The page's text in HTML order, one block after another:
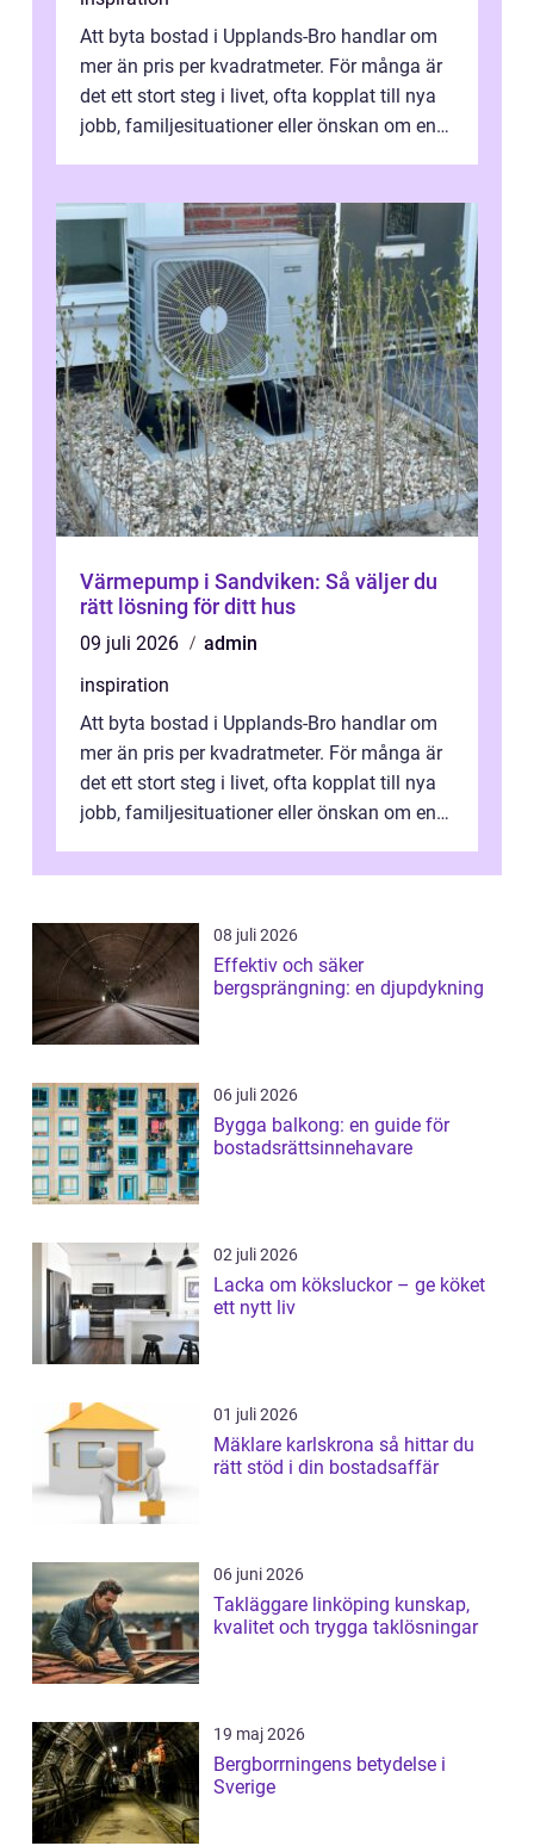
Att byta bostad i Upplands-Bro handlar om
mer än pris per kvadratmeter. För många är
det ett stort steg i livet, ofta kopplat till nya
jobb, familjesituationer eller önskan om en
Värmepump i Sandviken: Så väljer du
rätt lösning för ditt hus
09 juli 2026
admin
inspiration
Att byta bostad i Upplands-Bro handlar om
mer än pris per kvadratmeter. För många är
det ett stort steg i livet, ofta kopplat till nya
jobb, familjesituationer eller önskan om en
08 juli 2026
Effektiv och säker
bergsprängning: en djupdykning
06 juli 2026
Bygga balkong: en guide för
bostadsrättsinnehavare
02 juli 2026
Lacka om köksluckor – ge köket
ett nytt liv
01 juli 2026
Mäklare karlskrona så hittar du
rätt stöd i din bostadsaffär
06 juni 2026
Takläggare linköping kunskap,
kvalitet och trygga taklösningar
19 maj 2026
Bergborrningens betydelse i
Sverige